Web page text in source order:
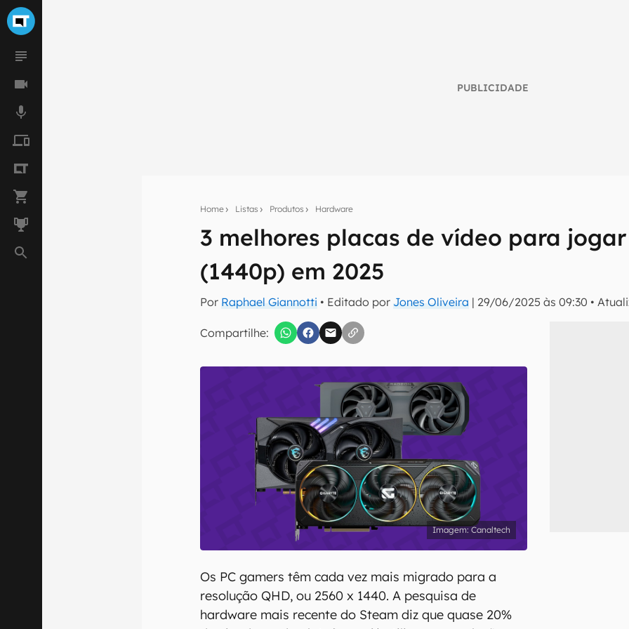
PUBLICIDADE
Home Listas Produtos Hardware
3 melhores placas de vídeo para jogar
(1440p) em 2025
Por Raphael Giannotti • Editado por Jones Oliveira | 29/06/2025 às 09:30 •
Compartilhe:
Seu resumo inteligente do mundo tech!
Assine a newsletter do Canaltech e receba notícias e reviews sobre tecnologia
inscreva-se
Confirmo que li, aceito e concordo com os Termos de Uso e Política de Privacidade do
Canaltech
Os PC gamers têm cada vez mais migrado para a
resolução QHD, ou 2560 x 1440. A pesquisa de
hardware mais recente do Steam diz que quase 20%